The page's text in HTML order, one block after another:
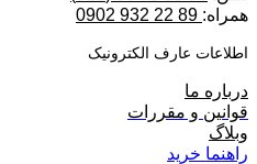
همراه:
اطلاعات عارف الکترونیک
درباره ما
قوانین و مقررات
وبلاگ
راهنما خرید